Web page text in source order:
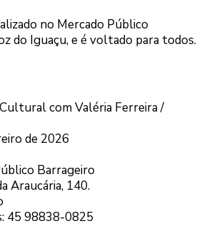
no Mercado Público
do Iguaçu, e é voltado para todos.
com Valéria Ferreira /
de 2026
Barrageiro
Araucária, 140.
45 98838-0825